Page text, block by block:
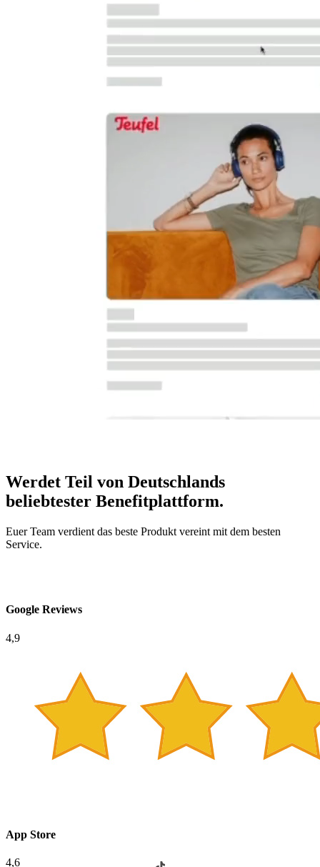
Werdet Teil von Deutschlands
beliebtester Benefitplattform.
Euer Team verdient das beste Produkt vereint mit dem besten
Service.
Google Reviews
4,9
App Store
4,6